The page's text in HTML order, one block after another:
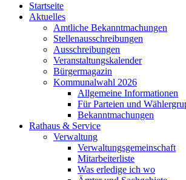
Startseite
Aktuelles
Amtliche Bekanntmachungen
Stellenausschreibungen
Ausschreibungen
Veranstaltungskalender
Bürgermagazin
Kommunalwahl 2026
Allgemeine Informationen
Für Parteien und
Bekanntmachungen
Rathaus & Service
Verwaltung
Verwaltungsgemeinschaft
Mitarbeiterliste
Was erledige ich wo